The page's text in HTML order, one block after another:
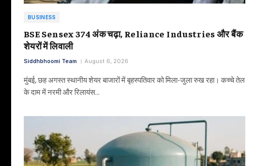
BUSINESS
BSE Sensex 374 अंक चढ़ा, Reliance Industries और बैंक
शेयरों में लिवाली
Siddhbhoomi Team August 6, 2026
मुंबई, छह अगस्त स्थानीय शेयर बाजारों में बृहस्पतिवार को मिला-जुला रुख रहा। कच्चे तेल
के दाम में नरमी और रिलायंस…